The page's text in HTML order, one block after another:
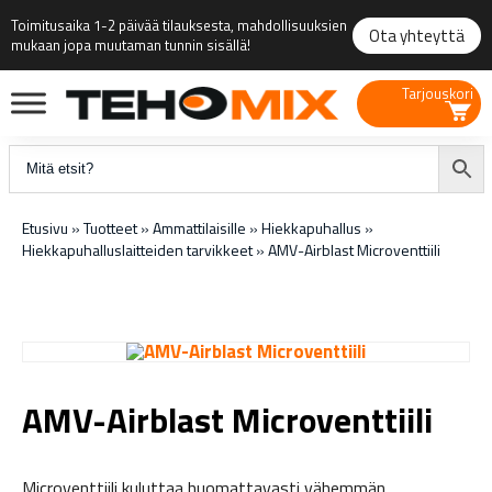
Toimitusaika 1-2 päivää tilauksesta, mahdollisuuksien
mukaan jopa muutaman tunnin sisällä!
Ota yhteyttä
Tarjouskori
Etusivu »Tuotteet»Ammattilaisille »Hiekkapuhallus »
Hiekkapuhalluslaitteiden tarvikkeet»AMV-Airblast Microventtiili
AMV-Airblast Microventtiili